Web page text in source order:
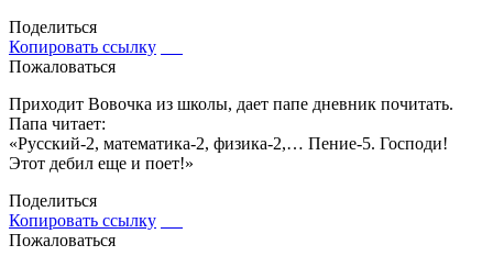
Поделиться
Копировать ссылку
Пожаловаться
Приходит Вовочка из школы, дает папе дневник почитать.
Папа читает:
«Русский-2, математика-2, физика-2,… Пение-5. Господи!
Этот дeбил еще и поет!»
Поделиться
Копировать ссылку
Пожаловаться